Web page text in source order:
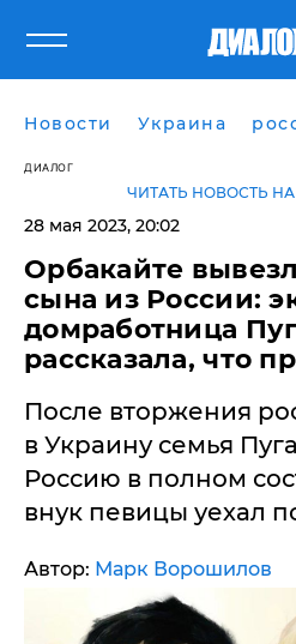
Новости Украина
ДИАЛОГ
ЧИТАТЬ НОВОСТЬ
28 мая 2023, 20:02
Орбакайте
сына из России:
домработница
рассказала, что
После вторжения
в Украину семья
Россию в полном
внук певицы уехал
Автор: Марк Ворошилов